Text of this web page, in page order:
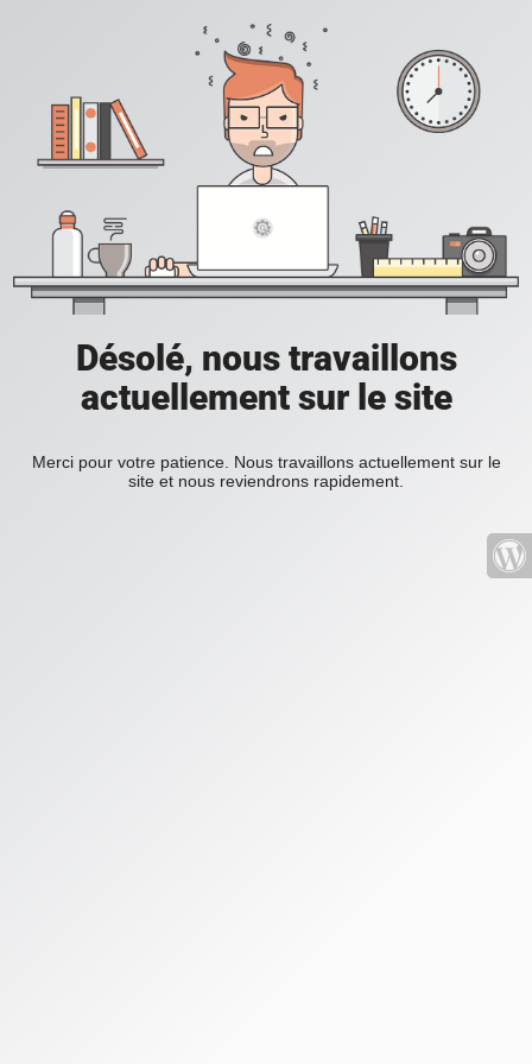
Désolé, nous travaillons
actuellement sur le site
Merci pour votre patience. Nous travaillons actuellement sur le
site et nous reviendrons rapidement.